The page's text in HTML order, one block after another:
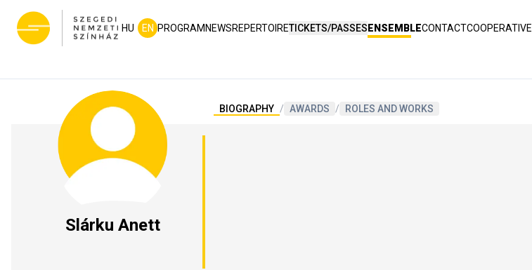
HU EN PROGRAM NEWSREPERTOIRETICKETS/PASSES ENSEMBLECONTACTCOOPERATIVE
Slárku Anett
BIOGRAPHY / AWARDS / ROLES AND WORKS